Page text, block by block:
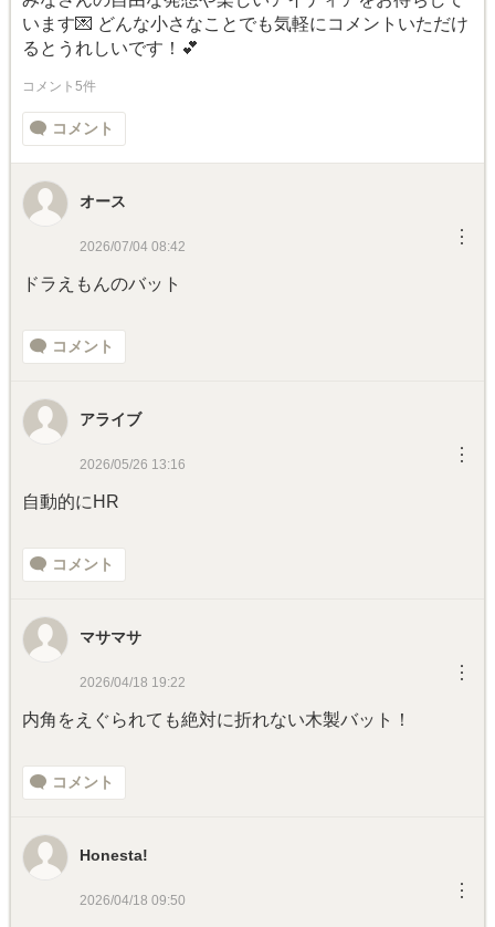
います💌 どんな小さなことでも気軽にコメントいただけ
るとうれしいです！💕
コメント5件
コメント
オース
2026/07/04 08:42 ︙
ドラえもんのバット
コメント
アライブ
2026/05/26 13:16 ︙
自動的にHR
コメント
マサマサ
2026/04/18 19:22 ︙
内角をえぐられても絶対に折れない木製バット！
コメント
Honesta!
2026/04/18 09:50 ︙